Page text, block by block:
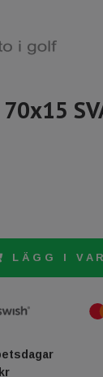
LÄGG I